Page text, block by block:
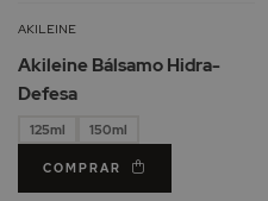
AKILEINE
Akileine Bálsamo Hidra-
Defesa
125ml 150ml
COMPRAR